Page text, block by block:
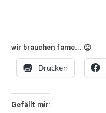
wir brauchen fame... 🙂
Drucken
Gefällt mir: